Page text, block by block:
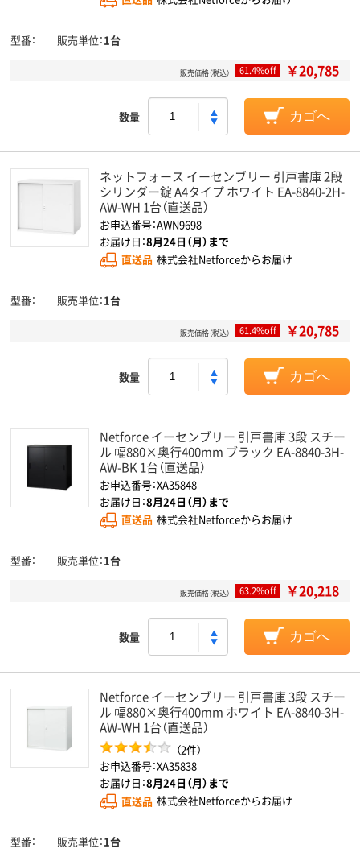
型番 販売単位 1台
販売価格（税込） 61.4%off ￥20,785
数量 カゴへ
ネットフォース イーセンブリー 引戸書庫 2段
シリンダー錠 A4タイプ ホワイト EA-8840-2H-
AW-WH 1台（直送品）
お申込番号：AWN9698
お届け日：8月24日（月）まで
直送品 株式会社Netforceからお届け
型番 販売単位 1台
販売価格（税込） 61.4%off ￥20,785
数量 カゴへ
Netforce イーセンブリー 引戸書庫 3段 スチー
ル 幅880×奥行400mm ブラック EA-8840-3H-
AW-BK 1台（直送品）
お申込番号：XA35848
お届け日：8月24日（月）まで
直送品 株式会社Netforceからお届け
型番 販売単位 1台
販売価格（税込） 63.2%off ￥20,218
数量 カゴへ
Netforce イーセンブリー 引戸書庫 3段 スチー
ル 幅880×奥行400mm ホワイト EA-8840-3H-
AW-WH 1台（直送品）
（2件）
お申込番号：XA35838
お届け日：8月24日（月）まで
直送品 株式会社Netforceからお届け
型番 販売単位 1台